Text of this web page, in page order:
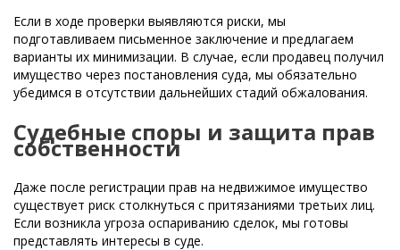
Если в ходе проверки выявляются риски, мы
подготавливаем письменное заключение и предлагаем
варианты их минимизации. В случае, если продавец получил
имущество через постановления суда, мы обязательно
убедимся в отсутствии дальнейших стадий обжалования.
Судебные споры и защита прав
собственности
Даже после регистрации прав на недвижимое имущество
существует риск столкнуться с притязаниями третьих лиц.
Если возникла угроза оспариванию сделок, мы готовы
представлять интересы в суде.